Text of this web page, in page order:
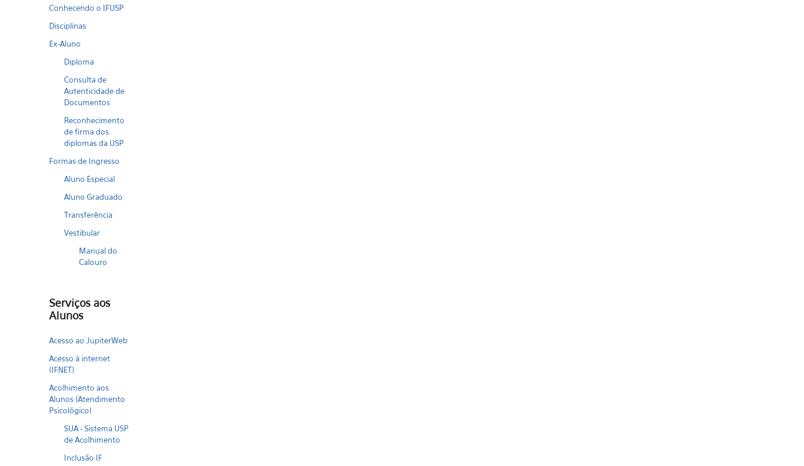
Conhecendo o IFUSP
Disciplinas
Ex-Aluno
Diploma
Consulta de
Autenticidade de
Documentos
Reconhecimento
de firma dos
diplomas da USP
Formas de Ingresso
Aluno Especial
Aluno Graduado
Transferência
Vestibular
Manual do
Calouro
Serviços aos
Alunos
Acesso ao JupiterWeb
Acesso à internet
(IFNET)
Acolhimento aos
Alunos (Atendimento
Psicológico)
SUA - Sistema USP
de Acolhimento
Inclusão IF